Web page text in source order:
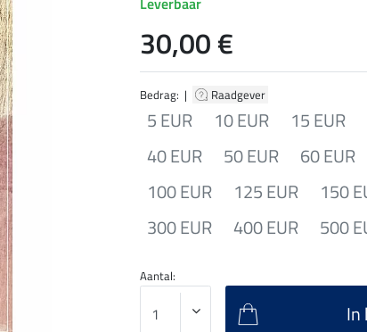
Bedrag: | Raadgever
5 EUR 10 EUR 15 EUR
40 EUR
50 EUR 60 EUR
100 EUR
125 EUR 150
300 EUR
400 EUR 500
30,00 €
Aantal:
In